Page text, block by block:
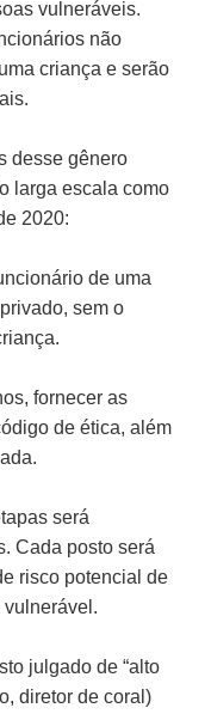
vulneráveis.
não
criança e serão
desse gênero
larga escala como
2020:
de uma
sem o
fornecer as
de ética, além
será
Cada posto será
risco potencial de
julgado de “alto
diretor de coral)